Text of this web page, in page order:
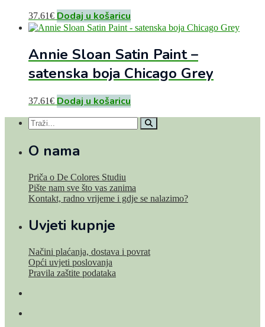
37.61€ Dodaj u košaricu
Annie Sloan Satin Paint –
satenska boja Chicago Grey
37.61€ Dodaj u košaricu
O nama
Priča o De Colores Studiu
Pište nam sve što vas zanima
Kontakt, radno vrijeme i gdje se nalazimo?
Uvjeti kupnje
Načini plaćanja, dostava i povrat
Opći uvjeti poslovanja
Pravila zaštite podataka